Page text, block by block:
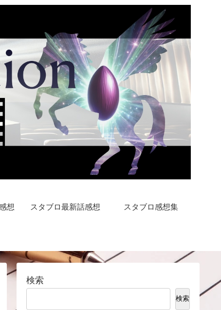
想 スタブロ最新話感想 スタブロ感想集
検索
検索